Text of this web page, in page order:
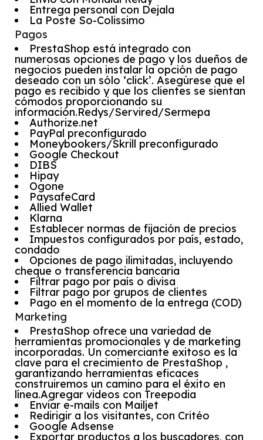
Entrega personal con Dejala
La Poste So-Colissimo
Pagos
PrestaShop está integrado con
numerosas opciones de pago y los dueños de
negocios pueden instalar la opción de pago
deseado con un sólo ‘click’. Asegúrese que el
pago es recibido y que los clientes se sientan
cómodos proporcionando su
información.Redys/Servired/Sermepa
Authorize.net
PayPal preconfigurado
Moneybookers/Skrill preconfigurado
Google Checkout
DIBS
Hipay
Ogone
PaysafeCard
Allied Wallet
Klarna
Establecer normas de fijación de precios
Impuestos configurados por país, estado,
condado
Opciones de pago ilimitadas, incluyendo
cheque o transferencia bancaria
Filtrar pago por país o divisa
Filtrar pago por grupos de clientes
Pago en el momento de la entrega (COD)
Marketing
PrestaShop ofrece una variedad de
herramientas promocionales y de marketing
incorporadas. Un comerciante exitoso es la
clave para el crecimiento de PrestaShop ,
garantizando herramientas eficaces
construiremos un camino para el éxito en
línea.Agregar videos con Treepodia
Enviar e-mails con Mailjet
Redirigir a los visitantes, con Critéo
Google Adsense
Exportar productos a los buscadores, con